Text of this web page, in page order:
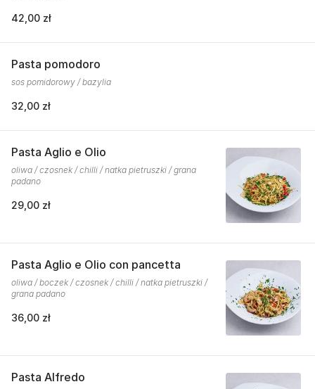
42,00 zł
Pasta pomodoro
sos pomidorowy / bazylia
32,00 zł
Pasta Aglio e Olio
oliwa / czosnek / chilli / natka pietruszki / grana
padano
29,00 zł
Pasta Aglio e Olio con pancetta
oliwa / boczek / czosnek / chilli / natka pietruszki /
grana padano
36,00 zł
Pasta Alfredo